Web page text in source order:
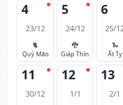
4
23/12
🐈
Quý Mão
5
24/12
🐉
Giáp Thìn
6
25/
🐍
Ất Tỵ
11
30/12
12
1/1
13
2/1